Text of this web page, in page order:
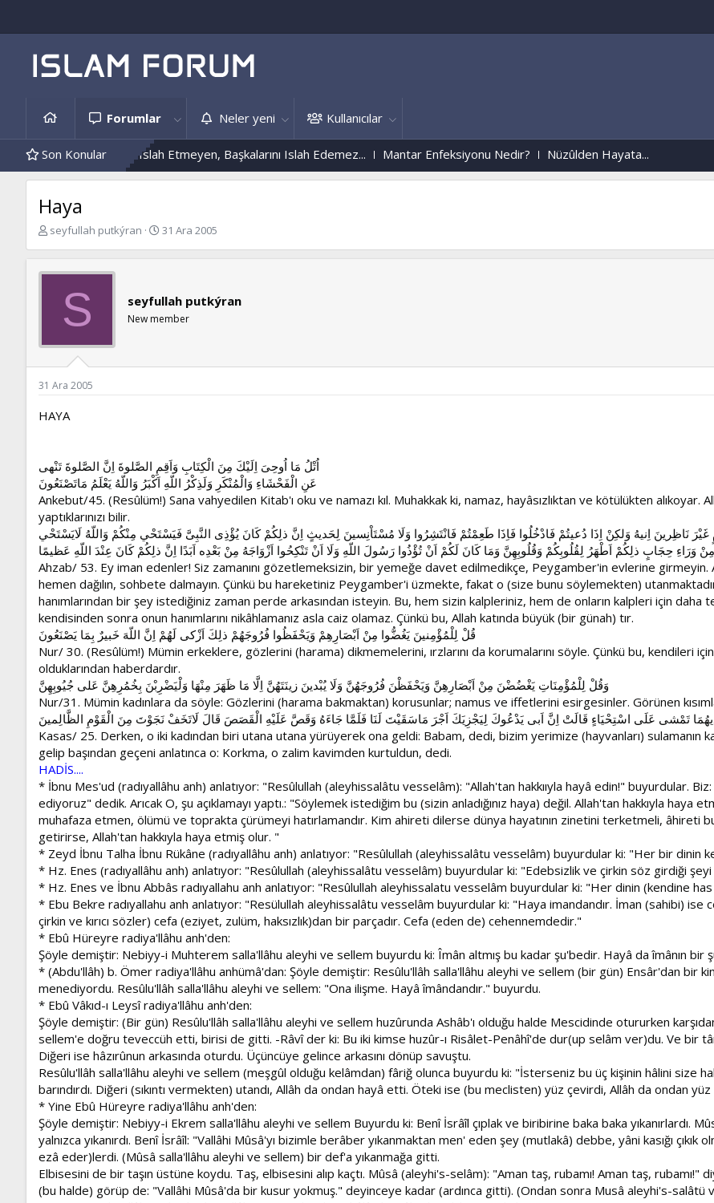
Forumlar Neler yeni Kullanıcılar
Son Konular
Kendini Islah Etmeyen, Başkalarını Islah Edemez... Mantar Enfeksiyonu Nedir? Nüzûlden Hayata...
Haya
K
b
a
a
a
seyfullah putkýran
B
n
g
31 Ara 2005
S seyfullah putkýran
New member
31 Ara 2005
HAYA
اُتْلُ مَا اُوحِىَ اِلَيْكَ مِنَ الْكِتَابِ وَاَقِمِ الصَّلوةَ اِنَّ الصَّلوةَ تَنْهى
عَنِ الْفَحْشَاءِ وَالْمُنْكَرِ وَلَذِكْرُ اللّهِ اَكْبَرُ وَاللّهُ يَعْلَمُ مَاتَصْنَعُونَ
Ankebut/45. (Resûlüm!) Sana vahyedilen Kitab'ı oku ve namazı kıl. Muhakkak ki, namaz, hayâsızlıktan ve kötülükten
yaptıklarınızı bilir.
غَيْرَ نَاظِرينَ اِنيهُ وَلكِنْ اِذَا دُعيتُمْ فَادْخُلُوا فَاِذَا طَعِمْتُمْ فَانْتَشِرُوا وَلَا مُسْتَاْنِسينَ لِحَديثٍ اِنَّ ذلِكُمْ كَانَ يُؤْذِى النَّبِىَّ فَيَسْتَحْي مِنْكُمْ وَاللّهُ لَايَسْتَحْي
حِجَابٍ ذلِكُمْ اَطْهَرُ لِقُلُوبِكُمْ وَقُلُوبِهِنَّ وَمَا كَانَ لَكُمْ اَنْ تُؤْذُوا رَسُولَ اللّهِ وَلَا اَنْ تَنْكِحُوا اَزْوَاجَهُ مِنْ بَعْدِه اَبَدًا اِنَّ ذلِكُمْ كَانَ عِنْدَ اللّهِ عَظيمًا
Ahzab/ 53. Ey iman edenler! Siz zamanını gözetlemeksizin, bir yemeğe davet edilmedikçe, Peygamber'in evlerine
hemen dağılın, sohbete dalmayın. Çünkü bu hareketiniz Peygamber'i üzmekte, fakat o (size bunu söylemekten)
hanımlarından bir şey istediğiniz zaman perde arkasından isteyin. Bu, hem sizin kalpleriniz, hem de onların kalpleri için daha
kendisinden sonra onun hanımlarını nikâhlamanız asla caiz olamaz. Çünkü bu, Allah katında büyük (bir günah) tır.
قُلْ لِلْمُؤْمِنينَ يَغُضُّوا مِنْ اَبْصَارِهِمْ وَيَحْفَظُوا فُرُوجَهُمْ ذلِكَ اَزْكى لَهُمْ اِنَّ اللّهَ خَبيرٌ بِمَا يَصْنَعُونَ
Nur/ 30. (Resûlüm!) Mümin erkeklere, gözlerini (harama) dikmemelerini, ırzlarını da korumalarını söyle. Çünkü bu, kendileri
olduklarından haberdardır.
وَقُلْ لِلْمُؤْمِنَاتِ يَغْضُضْنَ مِنْ اَبْصَارِهِنَّ وَيَحْفَظْنَ فُرُوجَهُنَّ وَلَا يُبْدينَ زينَتَهُنَّ اِلَّا مَا ظَهَرَ مِنْهَا وَلْيَضْرِبْنَ بِخُمُرِهِنَّ عَلى جُيُوبِهِنَّ
Nur/31. Mümin kadınlara da söyle: Gözlerini (harama bakmaktan) korusunlar; namus ve iffetlerini esirgesinler. Görünen
تَمْشى عَلَى اسْتِحْيَاءٍ قَالَتْ اِنَّ اَبى يَدْعُوكَ لِيَجْزِيَكَ اَجْرَ مَاسَقَيْتَ لَنَا فَلَمَّا جَاءَهُ وَقَصَّ عَلَيْهِ الْقَصَصَ قَالَ لَاتَخَفْ نَجَوْتَ مِنَ الْقَوْمِ الظَّالِمينَ
Kasas/ 25. Derken, o iki kadından biri utana utana yürüyerek ona geldi: Babam, dedi, bizim yerimize (hayvanları) sulamanın
gelip başından geçeni anlatınca o: Korkma, o zalim kavimden kurtuldun, dedi.
HADİS....
* İbnu Mes'ud (radıyallâhu anh) anlatıyor: "Resûlullah (aleyhissalâtu vesselâm): "Allah'tan hakkııyla hayâ edin!" buyurdular.
ediyoruz" dedik. Arıcak O, şu açıklamayı yaptı.: "Söylemek istediğim bu (sizin anladığınız haya) değil. Allah'tan hakkıyla haya
muhafaza etmen, ölümü ve toprakta çürümeyi hatırlamandır. Kim ahireti dilerse dünya hayatının zinetini terketmeli,
getirirse, Allah'tan hakkıyla haya etmiş olur. "
* Zeyd İbnu Talha İbnu Rükâne (radıyallâhu anh) anlatıyor: "Resûlullah (aleyhissalâtu vesselâm) buyurdular ki: "Her bir dinin
* Hz. Enes (radıyallâhu anh) anlatıyor: "Resûlullah (aleyhissalâtu vesselâm) buyurdular ki: "Edebsizlik ve çirkin söz girdiği
* Hz. Enes ve İbnu Abbâs radıyallahu anh anlatıyor: "Resûlullah aleyhissalatu vesselâm buyurdular ki: "Her dinin (kendine
* Ebu Bekre radıyallahu anh anlatıyor: "Resülullah aleyhissalâtu vesselâm buyurdular ki: "Haya imandandır. İman (sahibi) ise
çirkin ve kırıcı sözler) cefa (eziyet, zulüm, haksızlık)dan bir parçadır. Cefa (eden de) cehennemdedir."
* Ebû Hüreyre radiya'llâhu anh'den:
Şöyle demiştir: Nebiyy-i Muhterem salla'llâhu aleyhi ve sellem buyurdu ki: Îmân altmış bu kadar şu'bedir. Hayâ da îmânın bir
* (Abdu'llâh) b. Ömer radiya'llâhu anhümâ'dan: Şöyle demiştir: Resûlu'llâh salla'llâhu aleyhi ve sellem (bir gün) Ensâr'dan bir
menediyordu. Resûlu'llâh salla'llâhu aleyhi ve sellem: "Ona ilişme. Hayâ îmândandır." buyurdu.
* Ebû Vâkıd-ı Leysî radiya'llâhu anh'den:
Şöyle demiştir: (Bir gün) Resûlu'llâh salla'llâhu aleyhi ve sellem huzûrunda Ashâb'ı olduğu halde Mescidinde otururken
sellem'e doğru teveccüh etti, birisi de gitti. -Râvî der ki: Bu iki kimse huzûr-ı Risâlet-Penâhî'de dur(up selâm ver)du. Ve bir
Diğeri ise hâzırûnun arkasında oturdu. Üçüncüye gelince arkasını dönüp savuştu.
Resûlu'llâh salla'llâhu aleyhi ve sellem (meşgûl olduğu kelâmdan) fâriğ olunca buyurdu ki: "İsterseniz bu üç kişinin hâlini size
barındırdı. Diğeri (sıkıntı vermekten) utandı, Allâh da ondan hayâ etti. Öteki ise (bu meclisten) yüz çevirdi, Allâh da ondan
* Yine Ebû Hüreyre radiya'llâhu anh'den:
Şöyle demiştir: Nebiyy-i Ekrem salla'llâhu aleyhi ve sellem Buyurdu ki: Benî İsrâîl çıplak ve biribirine baka baka yıkanırlardı.
yalnızca yıkanırdı. Benî İsrâîl: "Vallâhi Mûsâ'yı bizimle berâber yıkanmaktan men' eden şey (mutlakâ) debbe, yâni kasığı
ezâ eder)lerdi. (Mûsâ salla'llâhu aleyhi ve sellem) bir def'a yıkanmağa gitti.
Elbisesini de bir taşın üstüne koydu. Taş, elbisesini alıp kaçtı. Mûsâ (aleyhi's-selâm): "Aman taş, rubamı! Aman taş, rubamı!"
(bu halde) görüp de: "Vallâhi Mûsâ'da bir kusur yokmuş." deyinceye kadar (ardınca gitti). (Ondan sonra Musâ aleyhi's-salâtü